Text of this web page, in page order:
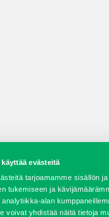
evästeitä
tarjoamamme sisällön
tukemiseen ja
analytiikka-alan
voivat yhdistää näitä tietoja
Huolto ja varaosat